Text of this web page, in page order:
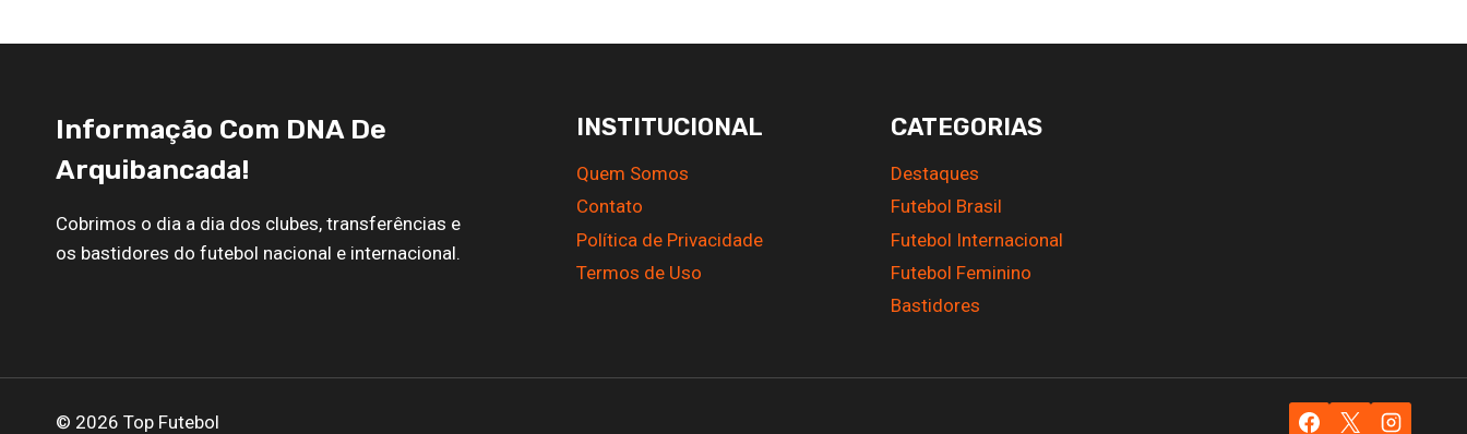
r
r
e
u
t
e
Informação Com DNA De
Arquibancada!
Cobrimos o dia a dia dos clubes, transferências e
os bastidores do futebol nacional e internacional.
INSTITUCIONAL
Quem Somos
Contato
Política de Privacidade
Termos de Uso
CATEGORIAS
Destaques
Futebol Brasil
Futebol Internacional
Futebol Feminino
Bastidores
© 2026 Top Futebol